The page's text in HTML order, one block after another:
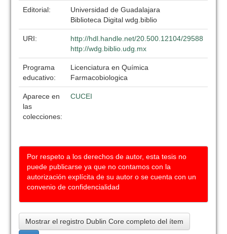
Editorial:
Universidad de Guadalajara
Biblioteca Digital wdg.biblio
URI:
http://hdl.handle.net/20.500.12104/29588
http://wdg.biblio.udg.mx
Programa
educativo:
Licenciatura en Química
Farmacobiologica
Aparece en
las
colecciones:
CUCEI
Por respeto a los derechos de autor, esta tesis no
puede publicarse ya que no contamos con la
autorización explícita de su autor o se cuenta con un
convenio de confidencialidad
Mostrar el registro Dublin Core completo del ítem